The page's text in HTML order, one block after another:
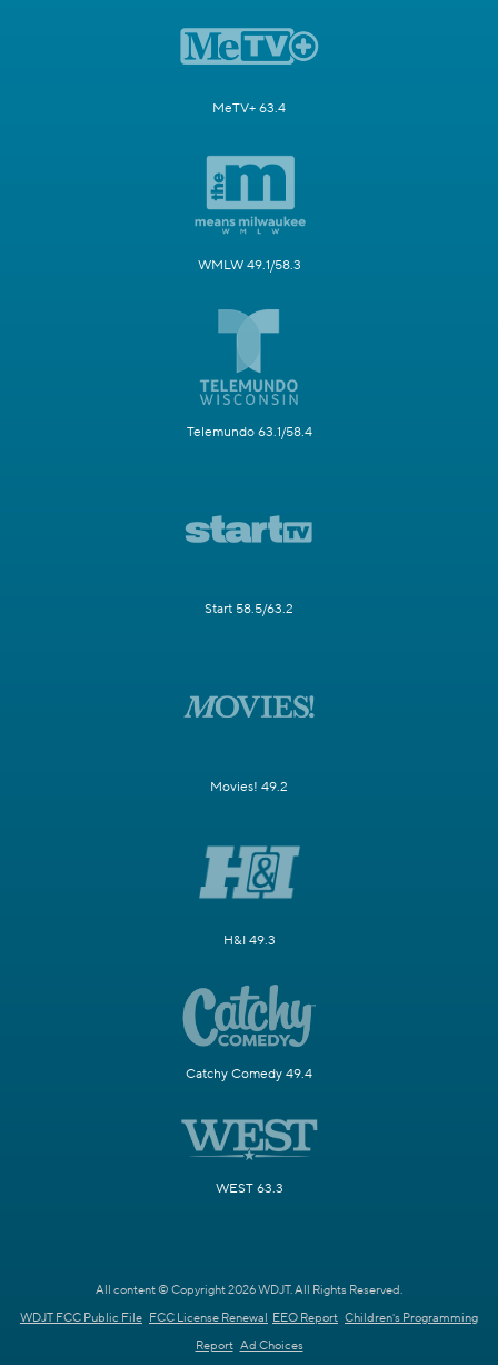
MeTV+ 63.4
WMLW 49.1/58.3
Telemundo 63.1/58.4
Start 58.5/63.2
Movies! 49.2
H&I 49.3
Catchy Comedy 49.4
WEST 63.3
All content © Copyright 2026 WDJT. All Rights Reserved.
WDJT FCC Public File FCC License Renewal EEO Report Children's Programming
Report Ad Choices